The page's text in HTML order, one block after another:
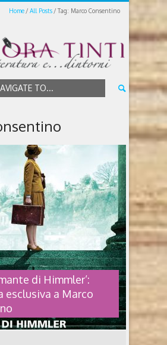
Home All Posts Tag: Marco Consentino
TO...
di Himmler’:
esclusiva a Marco